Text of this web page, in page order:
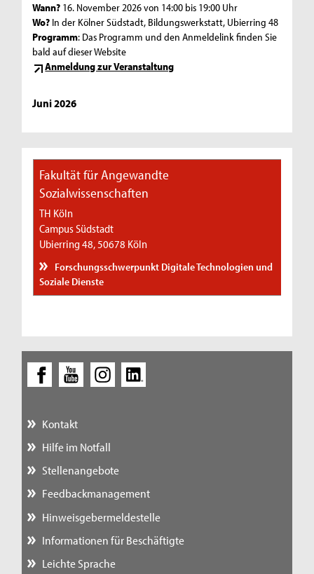
Wann? 16. November 2026 von 14:00 bis 19:00 Uhr
Wo? In der Kölner Südstadt, Bildungswerkstatt, Ubierring 48
Programm: Das Programm und den Anmeldelink finden Sie
bald auf dieser Website
Anmeldung zur Veranstaltung
Juni 2026
Fakultät für Angewandte
Sozialwissenschaften
TH Köln
Campus Südstadt
Ubierring 48, 50678 Köln
Forschungsschwerpunkt Digitale Technologien und
Soziale Dienste
Kontakt
Hilfe im Notfall
Stellenangebote
Feedbackmanagement
Hinweisgebermeldestelle
Informationen für Beschäftigte
Leichte Sprache